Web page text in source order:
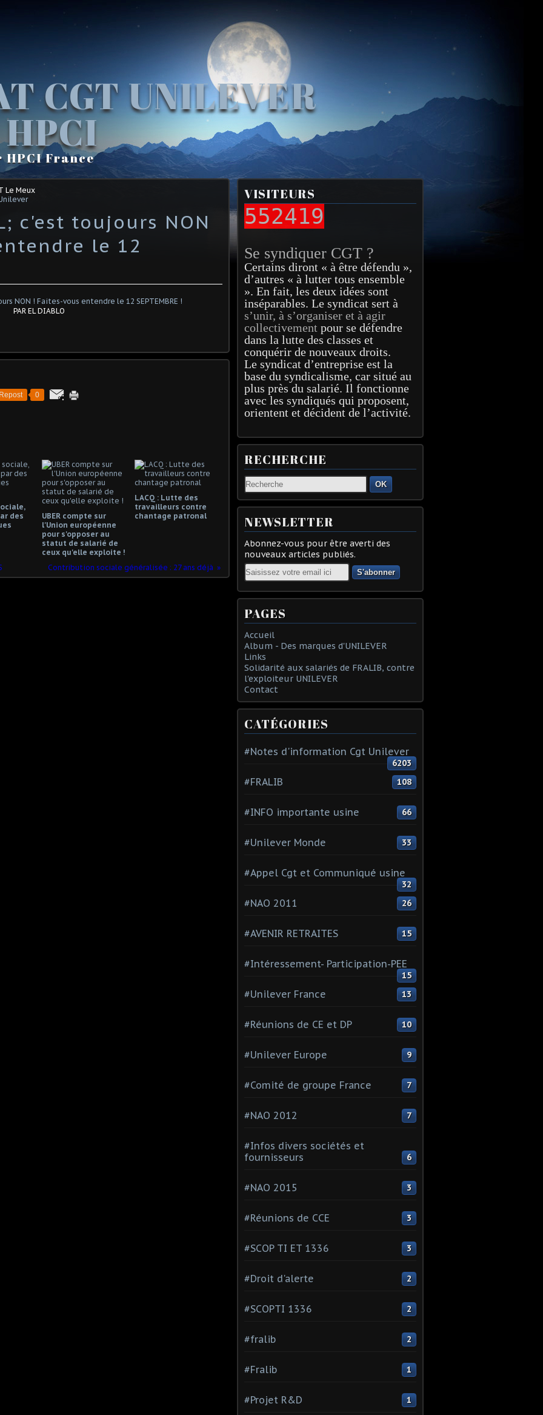
CGT UNILEVER
HPCI France
Le Meux
c'est toujours NON
le 12
PAR EL DIABLO
Repost 0
des
UBER compte sur
l'Union européenne
pour s'opposer au
statut de salarié de
ceux qu'elle exploite !
LACQ : Lutte des
travailleurs contre
chantage patronal
Contribution sociale généralisée : 27 ans déjà
VISITEURS
552419
Se syndiquer CGT ?
Certains diront « à être défendu »,
d’autres « à lutter tous ensemble
». En fait, les deux idées sont
inséparables. Le syndicat sert à
s’unir, à s’organiser et à agir
collectivement pour se défendre
dans la lutte des classes et
conquérir de nouveaux droits.
Le syndicat d’entreprise est la
base du syndicalisme, car situé au
plus près du salarié. Il fonctionne
avec les syndiqués qui proposent,
orientent et décident de l’activité.
RECHERCHE
OK
NEWSLETTER
Abonnez-vous pour être averti des
nouveaux articles publiés.
Email
PAGES
Accueil
Album - Des marques d'UNILEVER
Links
Solidarité aux salariés de FRALIB, contre
l'exploiteur UNILEVER
Contact
CATÉGORIES
#Notes d'information Cgt Unilever
6203
#FRALIB 108
#INFO importante usine 66
#Unilever Monde 33
#Appel Cgt et Communiqué usine
32
#NAO 2011 26
#AVENIR RETRAITES 15
#Intéressement- Participation-PEE
15
#Unilever France 13
#Réunions de CE et DP 10
#Unilever Europe 9
#Comité de groupe France 7
#NAO 2012 7
#Infos divers sociétés et
fournisseurs
6
#NAO 2015 3
#Réunions de CCE 3
#SCOP TI ET 1336 3
#Droit d'alerte 2
#SCOPTI 1336 2
#fralib 2
#Fralib 1
#Projet R&D 1